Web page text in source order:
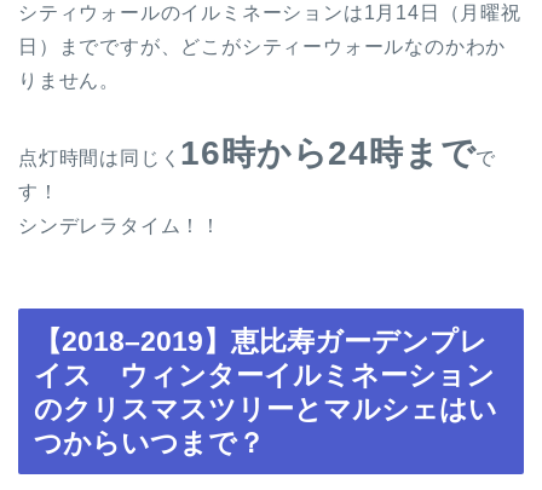
シティウォールのイルミネーションは1月14日（月曜祝
日）までですが、どこがシティーウォールなのかわか
りません。
点灯時間は同じく 16時から24時までで
す！
シンデレラタイム！！
【2018–2019】恵比寿ガーデンプレ
イス ウィンターイルミネーション
のクリスマスツリーとマルシェはい
つからいつまで？